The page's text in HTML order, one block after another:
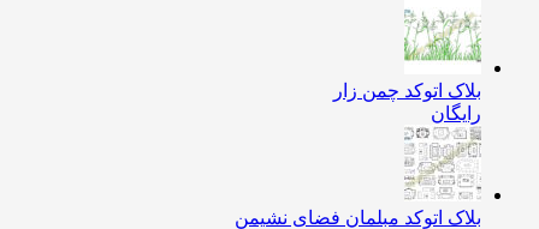
بلاک اتوکد چمن زار
رایگان
بلاک اتوکد مبلمان فضای نشیمن